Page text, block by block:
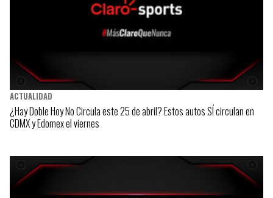
ACTUALIDAD
¿Hay Doble Hoy No Circula este 25 de abril? Estos autos SÍ circulan en
CDMX y Edomex el viernes